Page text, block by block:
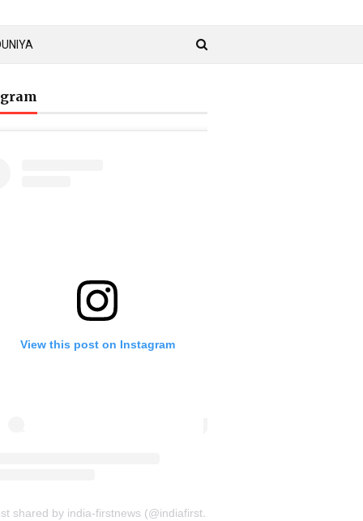
View this post on Instagram
A post shared by india-firstnews (@indiafirstnewsbkn)